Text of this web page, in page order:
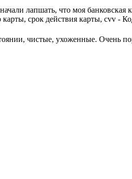
лапшать, что моя банковская
срок действия карты, cvv -
чистые, ухоженные. Очень